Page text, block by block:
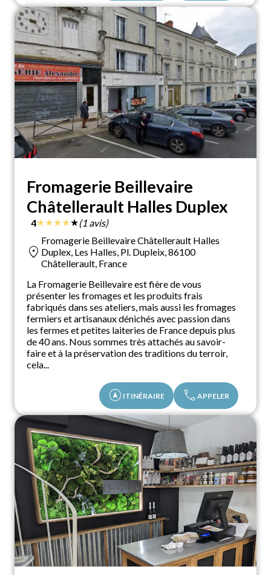
Fromagerie Beillevaire
Châtellerault Halles Duplex
4★★★★★(1 avis)
location_on
Fromagerie Beillevaire Châtellerault Halles
Duplex, Les Halles, Pl. Dupleix, 86100
Châtellerault, France
La Fromagerie Beillevaire est fière de vous
présenter les fromages et les produits frais
fabriqués dans ses ateliers, mais aussi les fromages
fermiers et artisanaux dénichés avec passion dans
les fermes et petites laiteries de France depuis plus
de 40 ans. Nous sommes très attachés au savoir-
faire et à la préservation des traditions du terroir,
cela...
assistant_navigation ITINÉRAIRE call APPELER